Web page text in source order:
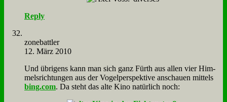
Reply
zone­batt­ler
12. März 2010
Und üb­ri­gens kann man sich ganz Fürth aus al­len vier Him­
mels­rich­tun­gen aus der Vo­gel­per­spek­ti­ve an­schau­en mit­tels
bing.com. Da steht das al­te Ki­no na­tür­lich noch: